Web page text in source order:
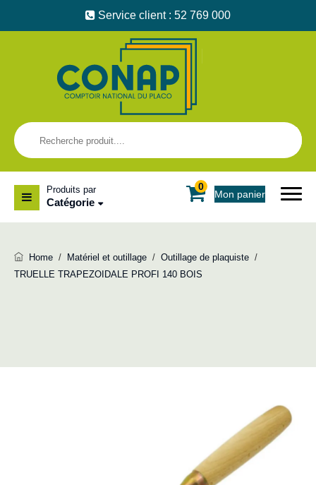
Service client : 52 769 000
0
Mon panier
Produits par
Catégorie
Home / Matériel et outillage / Outillage de plaquiste /
TRUELLE TRAPEZOIDALE PROFI 140 BOIS